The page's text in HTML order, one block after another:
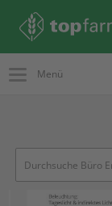
Menü